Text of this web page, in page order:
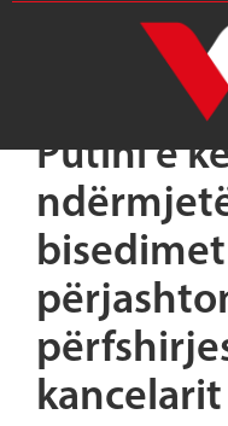
Putini e
bisedimet